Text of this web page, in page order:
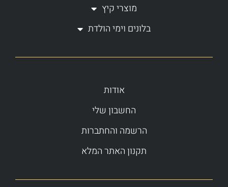
מוצרי קיץ
בלונים וימי הולדת
אודות
החשבון שלי
הרשמה והחתברות
תקנון האתר המלא